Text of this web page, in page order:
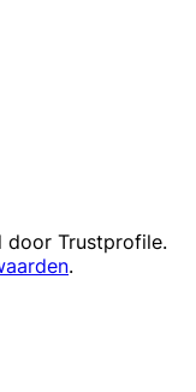
door Trustprofile.
.